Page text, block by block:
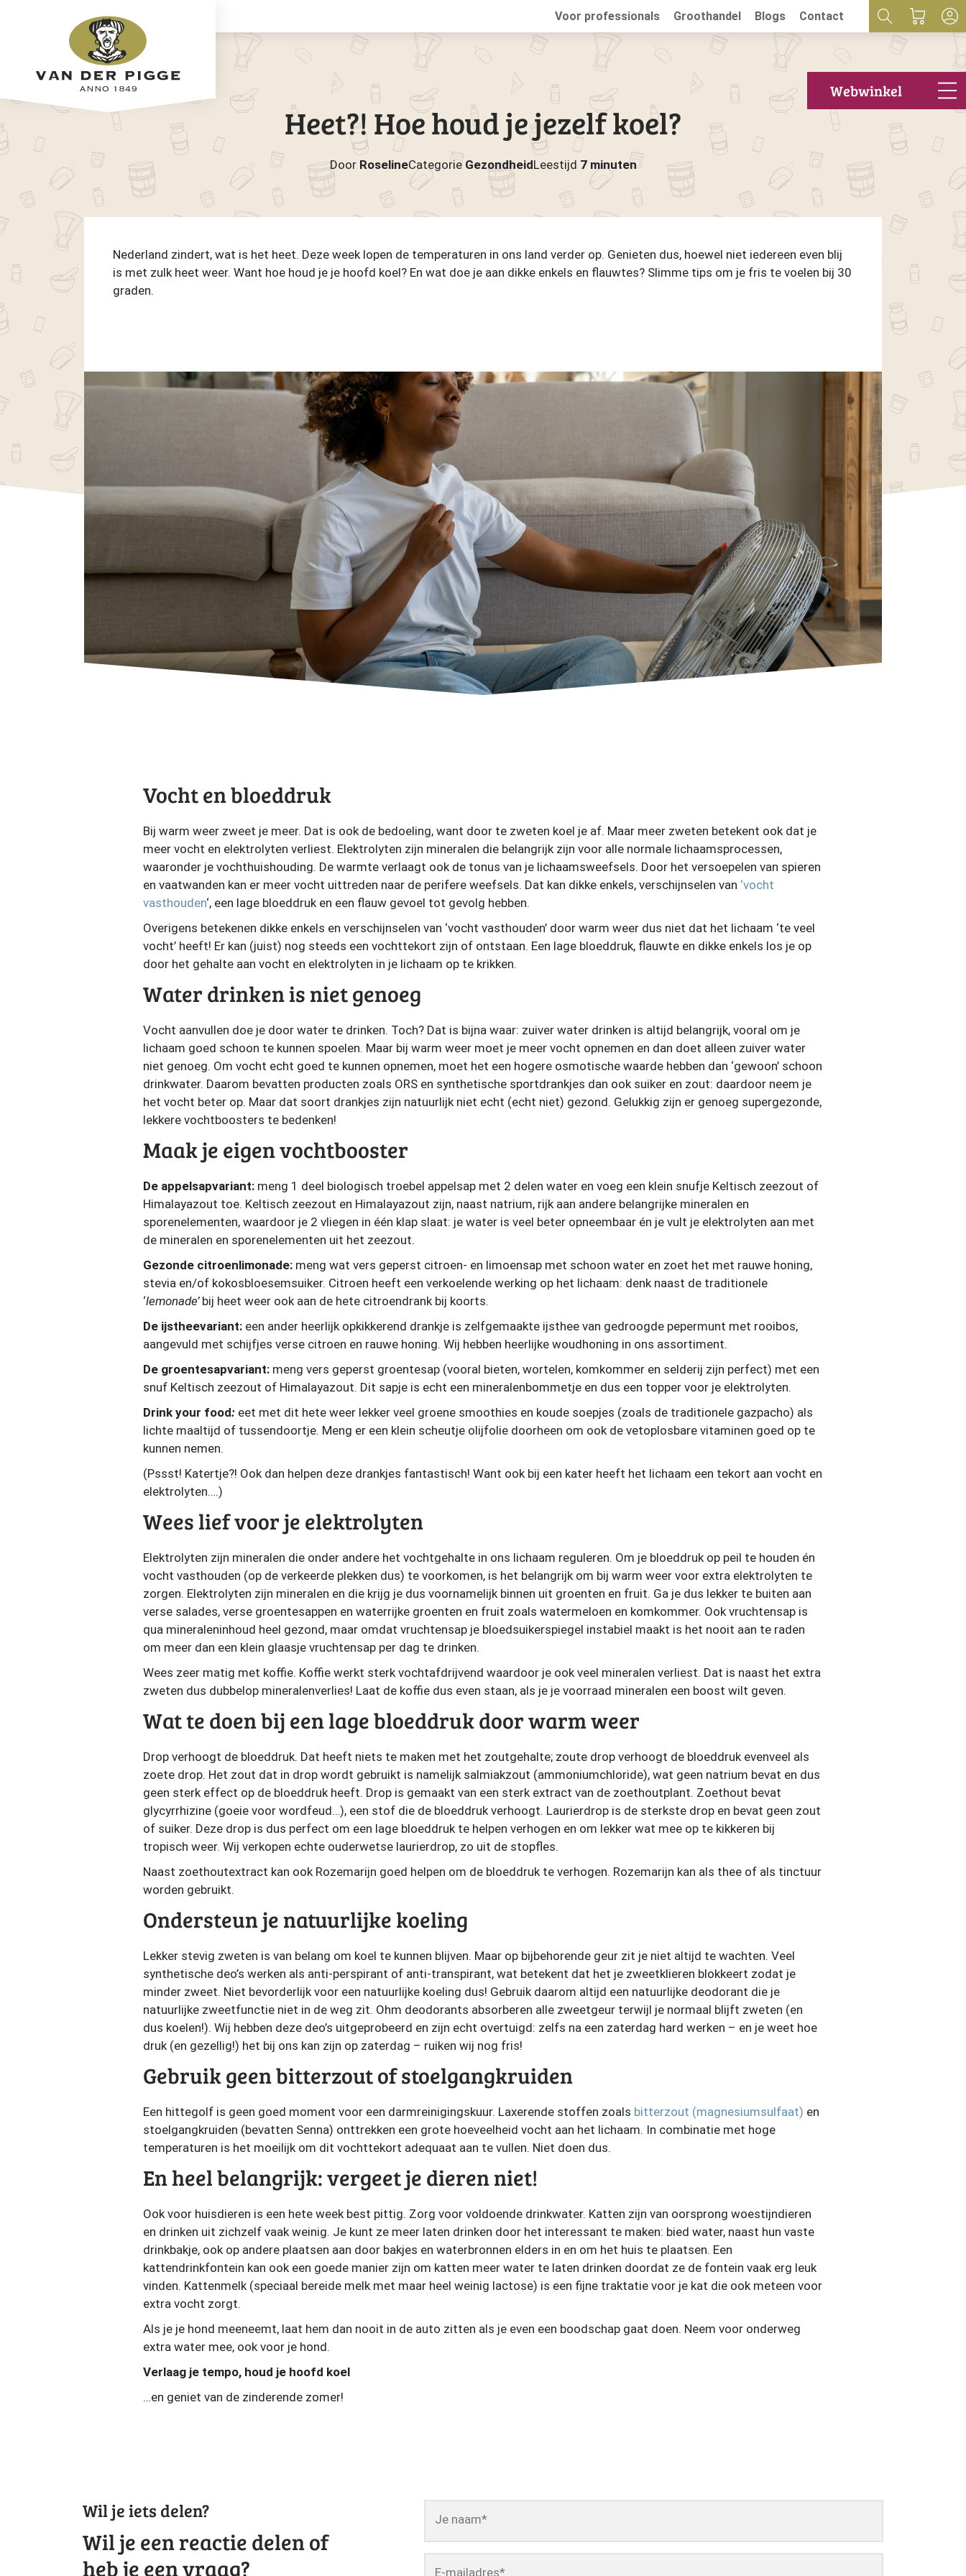
Voor professionals Groothandel Blogs Contact
Webwinkel
Heet?! Hoe houd je jezelf koel?
Door RoselineCategorie GezondheidLeestijd 7 minuten
Nederland zindert, wat is het heet. Deze week lopen de temperaturen in ons land verder op. Genieten dus, hoewel niet iedereen even blij
is met zulk heet weer. Want hoe houd je je hoofd koel? En wat doe je aan dikke enkels en flauwtes? Slimme tips om je fris te voelen bij 30
graden.
Vocht en bloeddruk
Bij warm weer zweet je meer. Dat is ook de bedoeling, want door te zweten koel je af. Maar meer zweten betekent ook dat je
meer vocht en elektrolyten verliest. Elektrolyten zijn mineralen die belangrijk zijn voor alle normale lichaamsprocessen,
waaronder je vochthuishouding. De warmte verlaagt ook de tonus van je lichaamsweefsels. Door het versoepelen van spieren
en vaatwanden kan er meer vocht uittreden naar de perifere weefsels. Dat kan dikke enkels, verschijnselen van ‘vocht
vasthouden‘, een lage bloeddruk en een flauw gevoel tot gevolg hebben.
Overigens betekenen dikke enkels en verschijnselen van ‘vocht vasthouden’ door warm weer dus niet dat het lichaam ‘te veel
vocht’ heeft! Er kan (juist) nog steeds een vochttekort zijn of ontstaan. Een lage bloeddruk, flauwte en dikke enkels los je op
door het gehalte aan vocht en elektrolyten in je lichaam op te krikken.
Water drinken is niet genoeg
Vocht aanvullen doe je door water te drinken. Toch? Dat is bijna waar: zuiver water drinken is altijd belangrijk, vooral om je
lichaam goed schoon te kunnen spoelen. Maar bij warm weer moet je meer vocht opnemen en dan doet alleen zuiver water
niet genoeg. Om vocht echt goed te kunnen opnemen, moet het een hogere osmotische waarde hebben dan ‘gewoon’ schoon
drinkwater. Daarom bevatten producten zoals ORS en synthetische sportdrankjes dan ook suiker en zout: daardoor neem je
het vocht beter op. Maar dat soort drankjes zijn natuurlijk niet echt (echt niet) gezond. Gelukkig zijn er genoeg supergezonde,
lekkere vochtboosters te bedenken!
Maak je eigen vochtbooster
De appelsapvariant: meng 1 deel biologisch troebel appelsap met 2 delen water en voeg een klein snufje Keltisch zeezout of
Himalayazout toe. Keltisch zeezout en Himalayazout zijn, naast natrium, rijk aan andere belangrijke mineralen en
sporenelementen, waardoor je 2 vliegen in één klap slaat: je water is veel beter opneembaar én je vult je elektrolyten aan met
de mineralen en sporenelementen uit het zeezout.
Gezonde citroenlimonade: meng wat vers geperst citroen- en limoensap met schoon water en zoet het met rauwe honing,
stevia en/of kokosbloesemsuiker. Citroen heeft een verkoelende werking op het lichaam: denk naast de traditionele
‘lemonade’bij heet weer ook aan de hete citroendrank bij koorts.
De ijstheevariant: een ander heerlijk opkikkerend drankje is zelfgemaakte ijsthee van gedroogde pepermunt met rooibos,
aangevuld met schijfjes verse citroen en rauwe honing. Wij hebben heerlijke woudhoning in ons assortiment.
De groentesapvariant: meng vers geperst groentesap (vooral bieten, wortelen, komkommer en selderij zijn perfect) met een
snuf Keltisch zeezout of Himalayazout. Dit sapje is echt een mineralenbommetje en dus een topper voor je elektrolyten.
Drink your food: eet met dit hete weer lekker veel groene smoothies en koude soepjes (zoals de traditionele gazpacho) als
lichte maaltijd of tussendoortje. Meng er een klein scheutje olijfolie doorheen om ook de vetoplosbare vitaminen goed op te
kunnen nemen.
(Pssst! Katertje?! Ook dan helpen deze drankjes fantastisch! Want ook bij een kater heeft het lichaam een tekort aan vocht en
elektrolyten….)
Wees lief voor je elektrolyten
Elektrolyten zijn mineralen die onder andere het vochtgehalte in ons lichaam reguleren. Om je bloeddruk op peil te houden én
vocht vasthouden (op de verkeerde plekken dus) te voorkomen, is het belangrijk om bij warm weer voor extra elektrolyten te
zorgen. Elektrolyten zijn mineralen en die krijg je dus voornamelijk binnen uit groenten en fruit. Ga je dus lekker te buiten aan
verse salades, verse groentesappen en waterrijke groenten en fruit zoals watermeloen en komkommer. Ook vruchtensap is
qua mineraleninhoud heel gezond, maar omdat vruchtensap je bloedsuikerspiegel instabiel maakt is het nooit aan te raden
om meer dan een klein glaasje vruchtensap per dag te drinken.
Wees zeer matig met koffie. Koffie werkt sterk vochtafdrijvend waardoor je ook veel mineralen verliest. Dat is naast het extra
zweten dus dubbelop mineralenverlies! Laat de koffie dus even staan, als je je voorraad mineralen een boost wilt geven.
Wat te doen bij een lage bloeddruk door warm weer
Drop verhoogt de bloeddruk. Dat heeft niets te maken met het zoutgehalte; zoute drop verhoogt de bloeddruk evenveel als
zoete drop. Het zout dat in drop wordt gebruikt is namelijk salmiakzout (ammoniumchloride), wat geen natrium bevat en dus
geen sterk effect op de bloeddruk heeft. Drop is gemaakt van een sterk extract van de zoethoutplant. Zoethout bevat
glycyrrhizine (goeie voor wordfeud…), een stof die de bloeddruk verhoogt. Laurierdrop is de sterkste drop en bevat geen zout
of suiker. Deze drop is dus perfect om een lage bloeddruk te helpen verhogen en om lekker wat mee op te kikkeren bij
tropisch weer. Wij verkopen echte ouderwetse laurierdrop, zo uit de stopfles.
Naast zoethoutextract kan ook Rozemarijn goed helpen om de bloeddruk te verhogen. Rozemarijn kan als thee of als tinctuur
worden gebruikt.
Ondersteun je natuurlijke koeling
Lekker stevig zweten is van belang om koel te kunnen blijven. Maar op bijbehorende geur zit je niet altijd te wachten. Veel
synthetische deo’s werken als anti-perspirant of anti-transpirant, wat betekent dat het je zweetklieren blokkeert zodat je
minder zweet. Niet bevorderlijk voor een natuurlijke koeling dus! Gebruik daarom altijd een natuurlijke deodorant die je
natuurlijke zweetfunctie niet in de weg zit. Ohm deodorants absorberen alle zweetgeur terwijl je normaal blijft zweten (en
dus koelen!). Wij hebben deze deo’s uitgeprobeerd en zijn echt overtuigd: zelfs na een zaterdag hard werken – en je weet hoe
druk (en gezellig!) het bij ons kan zijn op zaterdag – ruiken wij nog fris!
Gebruik geen bitterzout of stoelgangkruiden
Een hittegolf is geen goed moment voor een darmreinigingskuur. Laxerende stoffen zoals bitterzout (magnesiumsulfaat) en
stoelgangkruiden (bevatten Senna) onttrekken een grote hoeveelheid vocht aan het lichaam. In combinatie met hoge
temperaturen is het moeilijk om dit vochttekort adequaat aan te vullen. Niet doen dus.
En heel belangrijk: vergeet je dieren niet!
Ook voor huisdieren is een hete week best pittig. Zorg voor voldoende drinkwater. Katten zijn van oorsprong woestijndieren
en drinken uit zichzelf vaak weinig. Je kunt ze meer laten drinken door het interessant te maken: bied water, naast hun vaste
drinkbakje, ook op andere plaatsen aan door bakjes en waterbronnen elders in en om het huis te plaatsen. Een
kattendrinkfontein kan ook een goede manier zijn om katten meer water te laten drinken doordat ze de fontein vaak erg leuk
vinden. Kattenmelk (speciaal bereide melk met maar heel weinig lactose) is een fijne traktatie voor je kat die ook meteen voor
extra vocht zorgt.
Als je je hond meeneemt, laat hem dan nooit in de auto zitten als je even een boodschap gaat doen. Neem voor onderweg
extra water mee, ook voor je hond.
Verlaag je tempo, houd je hoofd koel
…en geniet van de zinderende zomer!
Wil je iets delen?
Wil je een reactie delen of
heb je een vraag?
Je naam*
E-mailadres*